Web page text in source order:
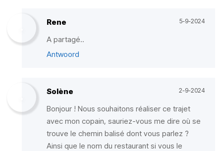
Rene 5-9-2024
A partagé..
Antwoord
Solène 2-9-2024
Bonjour ! Nous souhaitons réaliser ce trajet
avec mon copain, sauriez-vous me dire où se
trouve le chemin balisé dont vous parlez ?
Ainsi que le nom du restaurant si vous le